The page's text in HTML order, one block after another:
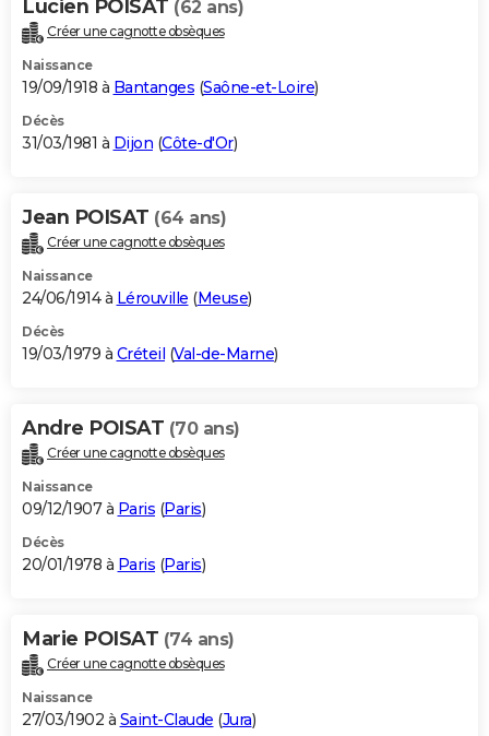
Lucien POISAT (62 ans)
Créer une cagnotte obsèques
Naissance
19/09/1918 à Bantanges (Saône-et-Loire)
Décès
31/03/1981 à Dijon (Côte-d'Or)
Jean POISAT (64 ans)
Créer une cagnotte obsèques
Naissance
24/06/1914 à Lérouville (Meuse)
Décès
19/03/1979 à Créteil (Val-de-Marne)
Andre POISAT (70 ans)
Créer une cagnotte obsèques
Naissance
09/12/1907 à Paris (Paris)
Décès
20/01/1978 à Paris (Paris)
Marie POISAT (74 ans)
Créer une cagnotte obsèques
Naissance
27/03/1902 à Saint-Claude (Jura)